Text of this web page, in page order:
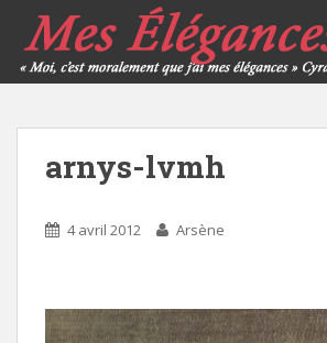
arnys-lvmh
4 avril 2012 Arsène